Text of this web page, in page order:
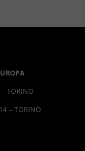
TORINO
– TORINO